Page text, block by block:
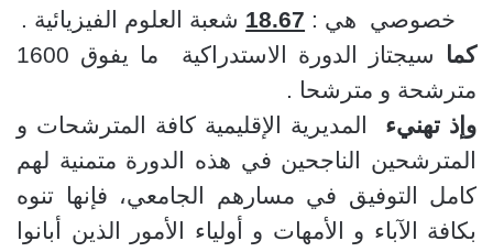
خصوصي هي : 18.67 شعبة العلوم الفيزيائية .
كما
سيجتاز الدورة الاستدراكية ما يفوق 1600
مترشحة و مترشحا .
وإذ تهنيء المديرية الإقليمية كافة المترشحات و
المترشحين الناجحين في هذه الدورة متمنية لهم
كامل التوفيق في مسارهم الجامعي، فإنها تنوه
بكافة الآباء و الأمهات و أولياء الأمور الذين أبانوا